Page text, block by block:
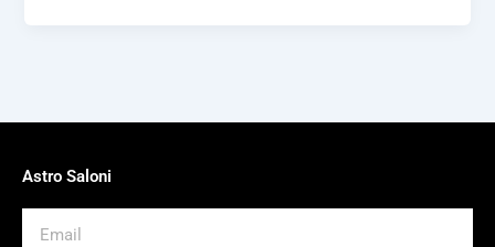
Astro Saloni